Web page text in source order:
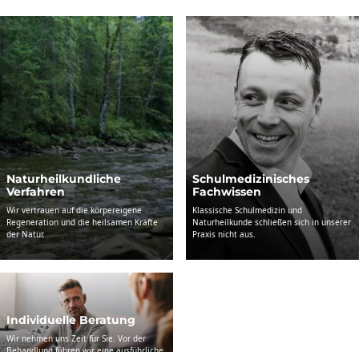
Naturheil­­kundliche
Verfahren
Wir vertrauen auf die körpereigene
Regeneration und die heilsamen Kräfte
der Natur.
Schul­­medizinisches
Fachwissen
Klassische Schulmedizin und
Naturheilkunde schließen sich in unserer
Praxis nicht aus.
Individuelle Beratung
Wir nehmen uns Zeit für Sie. Vor der